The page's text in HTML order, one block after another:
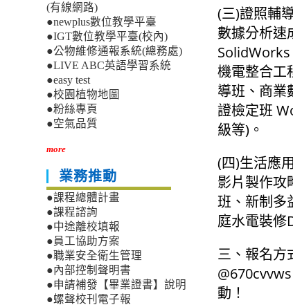
(三)證照輔
數據分析速
機電整合工
導班、商業
證檢定班
級等)。
(四)生活應
影片製作攻
班、新制多
庭水電裝修
三、報名方
動！
(有線網路)
●newplus數位教學平臺
●IGT數位教學平臺(校內)
●公物維修通報系統(總務處)
●LIVE ABC英語學習系統
●easy test
●校園植物地圖
●粉絲專頁
●空氣品質
more
業務推動
●課程總體計畫
●課程諮詢
●中途離校填報
●員工協助方案
●職業安全衛生管理
●內部控制聲明書
●申請補發【畢業證書】說明
●螺聲校刊電子報